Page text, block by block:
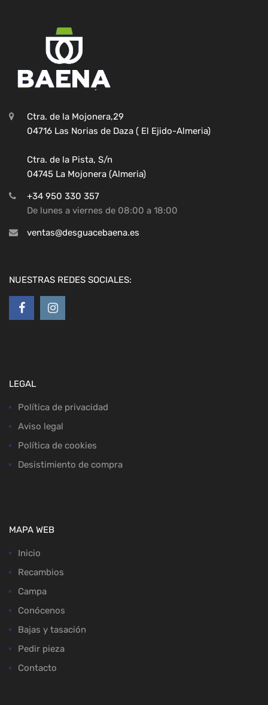
Ctra. de la Mojonera,29
04716 Las Norias de Daza ( El Ejido-Almeria)
Ctra. de la Pista, S/n
04745 La Mojonera (Almeria)
+34 950 330 357
De lunes a viernes de 08:00 a 18:00
ventas@desguacebaena.es
NUESTRAS REDES SOCIALES:
LEGAL
Política de privacidad
Aviso legal
Política de cookies
Desistimiento de compra
MAPA WEB
Inicio
Recambios
Campa
Conócenos
Bajas y tasación
Pedir pieza
Contacto